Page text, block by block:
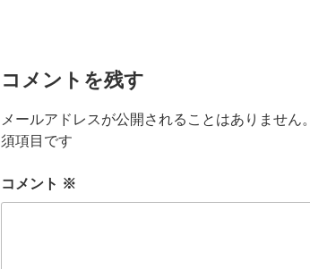
コメントを残す
メールアドレスが公開されることはありません。
須項目です
コメント ※